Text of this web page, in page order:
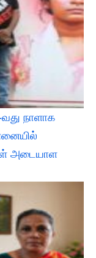
நாளாக
அடையாள